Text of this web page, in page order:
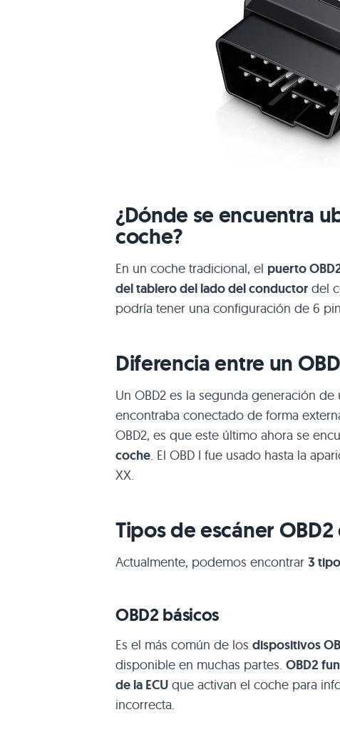
¿Dónde se encuentra
coche?
En un coche tradicional, el puerto
del tablero del lado del conductor del
podría tener una configuración de 6
Diferencia entre un
Un OBD2 es la segunda generación de
encontraba conectado de forma
OBD2, es que este último ahora se
coche. El OBD I fue usado hasta la
XX.
Tipos de escáner
Actualmente, podemos encontrar 3
OBD2 básicos
Es el más común de los dispositivos
disponible en muchas partes. OBD2
de la ECU que activan el coche para
incorrecta.